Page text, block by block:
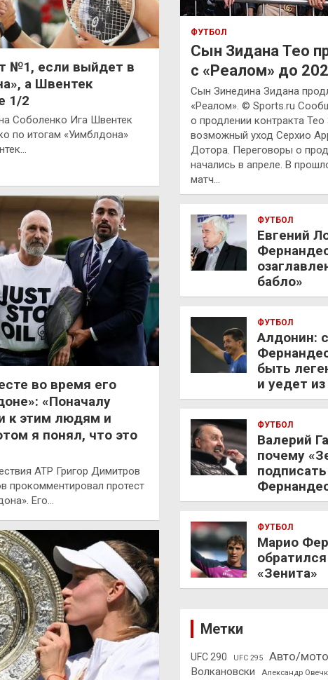
№1, если выйдет в
а Швентек
1/2
Соболенко Ига Швентек
по итогам «Уимблдона»
во время его
«Поначалу
к этим людям и
я понял, что это
ATP Григор Димитров
прокомментировал протест
Его…
ФУТБОЛ
Сын Зидана Тео
с «Реалом» до
Сын Зинедина Зидана
«Реалом». © Sports.ru
о продлении контракта
возможный уход Серхио
Дотора. Переговоры о
начались в апреле. В
матч…
ФУТБОЛ
Евгений
бабло»
ФУТБОЛ
Алдонин:
быть
и уедет
ФУТБОЛ
Валерий
почему
ФУТБОЛ
Марио
«Зенита»
Метки
UFC 290 UFC 295 Авто/
Волкановски
Александр